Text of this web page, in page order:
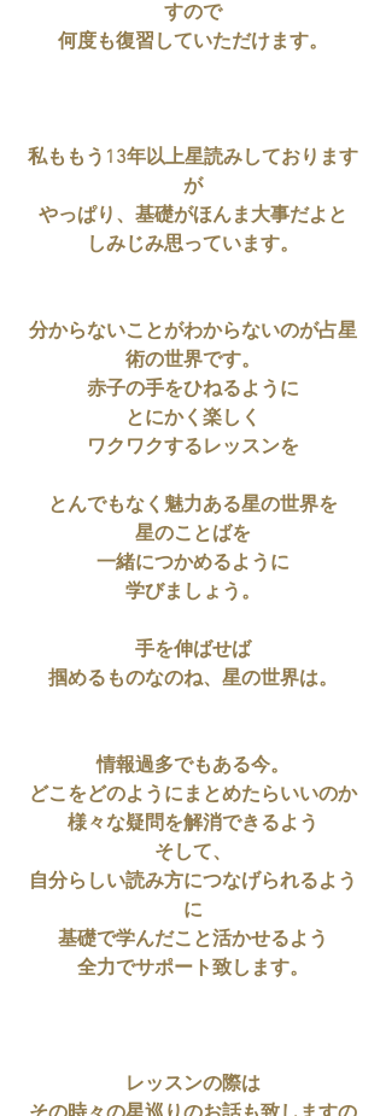
すので
何度も復習していただけます。
私ももう13年以上星読みしております
が
やっぱり、基礎がほんま大事だよと
しみじみ思っています。
分からないことがわからないのが占星
術の世界です。
赤子の手をひねるように
とにかく楽しく
ワクワクするレッスンを
とんでもなく魅力ある星の世界を
星のことばを
一緒につかめるように
学びましょう。
手を伸ばせば
掴めるものなのね、星の世界は。
情報過多でもある今。
どこをどのようにまとめたらいいのか
様々な疑問を解消できるよう
そして、
自分らしい読み方につなげられるよう
に
基礎で学んだこと活かせるよう
全力でサポート致します。
レッスンの際は